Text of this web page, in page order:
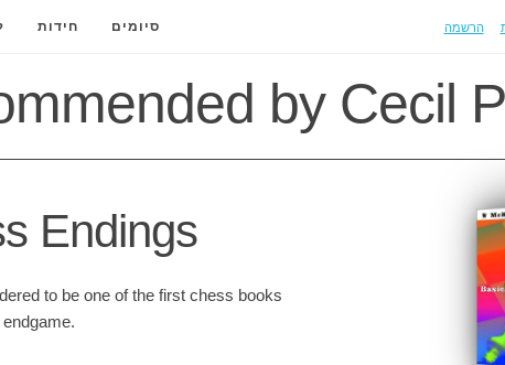
חידות סיומים הרשמה
by Cecil
Endings
to be one of the first chess books